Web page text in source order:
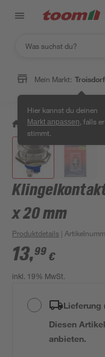
Mein Markt: Troisdorf
Hier kannst du deinen
Markt anpassen , falls
stimmt.
/ Bauen & Renovieren
x 20 mm
Produktdetails |
13,99 €
inkl. 19% MwSt.
Lieferung
Diesen
anbieten.